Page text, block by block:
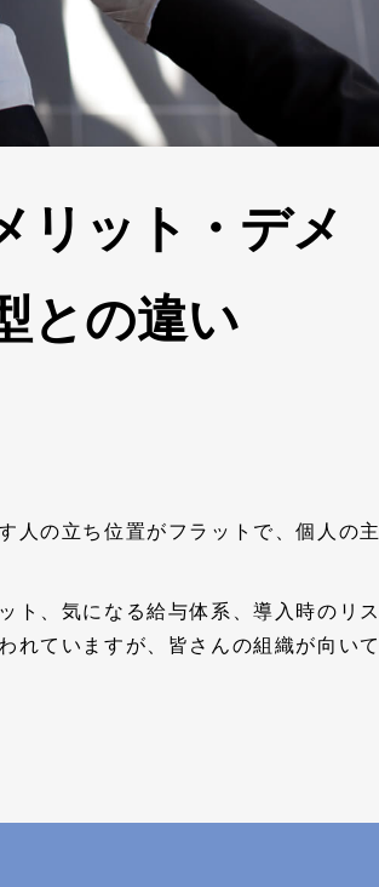
リット・デメ
との違い
人の立ち位置がフラットで、個人の主
ト、気になる給与体系、導入時のリス
れていますが、皆さんの組織が向いて